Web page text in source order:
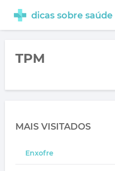
dicas sobre saúde
TPM
MAIS VISITADOS
Enxofre